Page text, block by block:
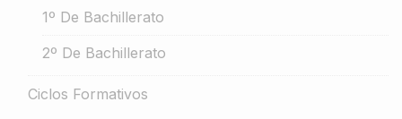
1º De Bachillerato
2º De Bachillerato
Ciclos Formativos